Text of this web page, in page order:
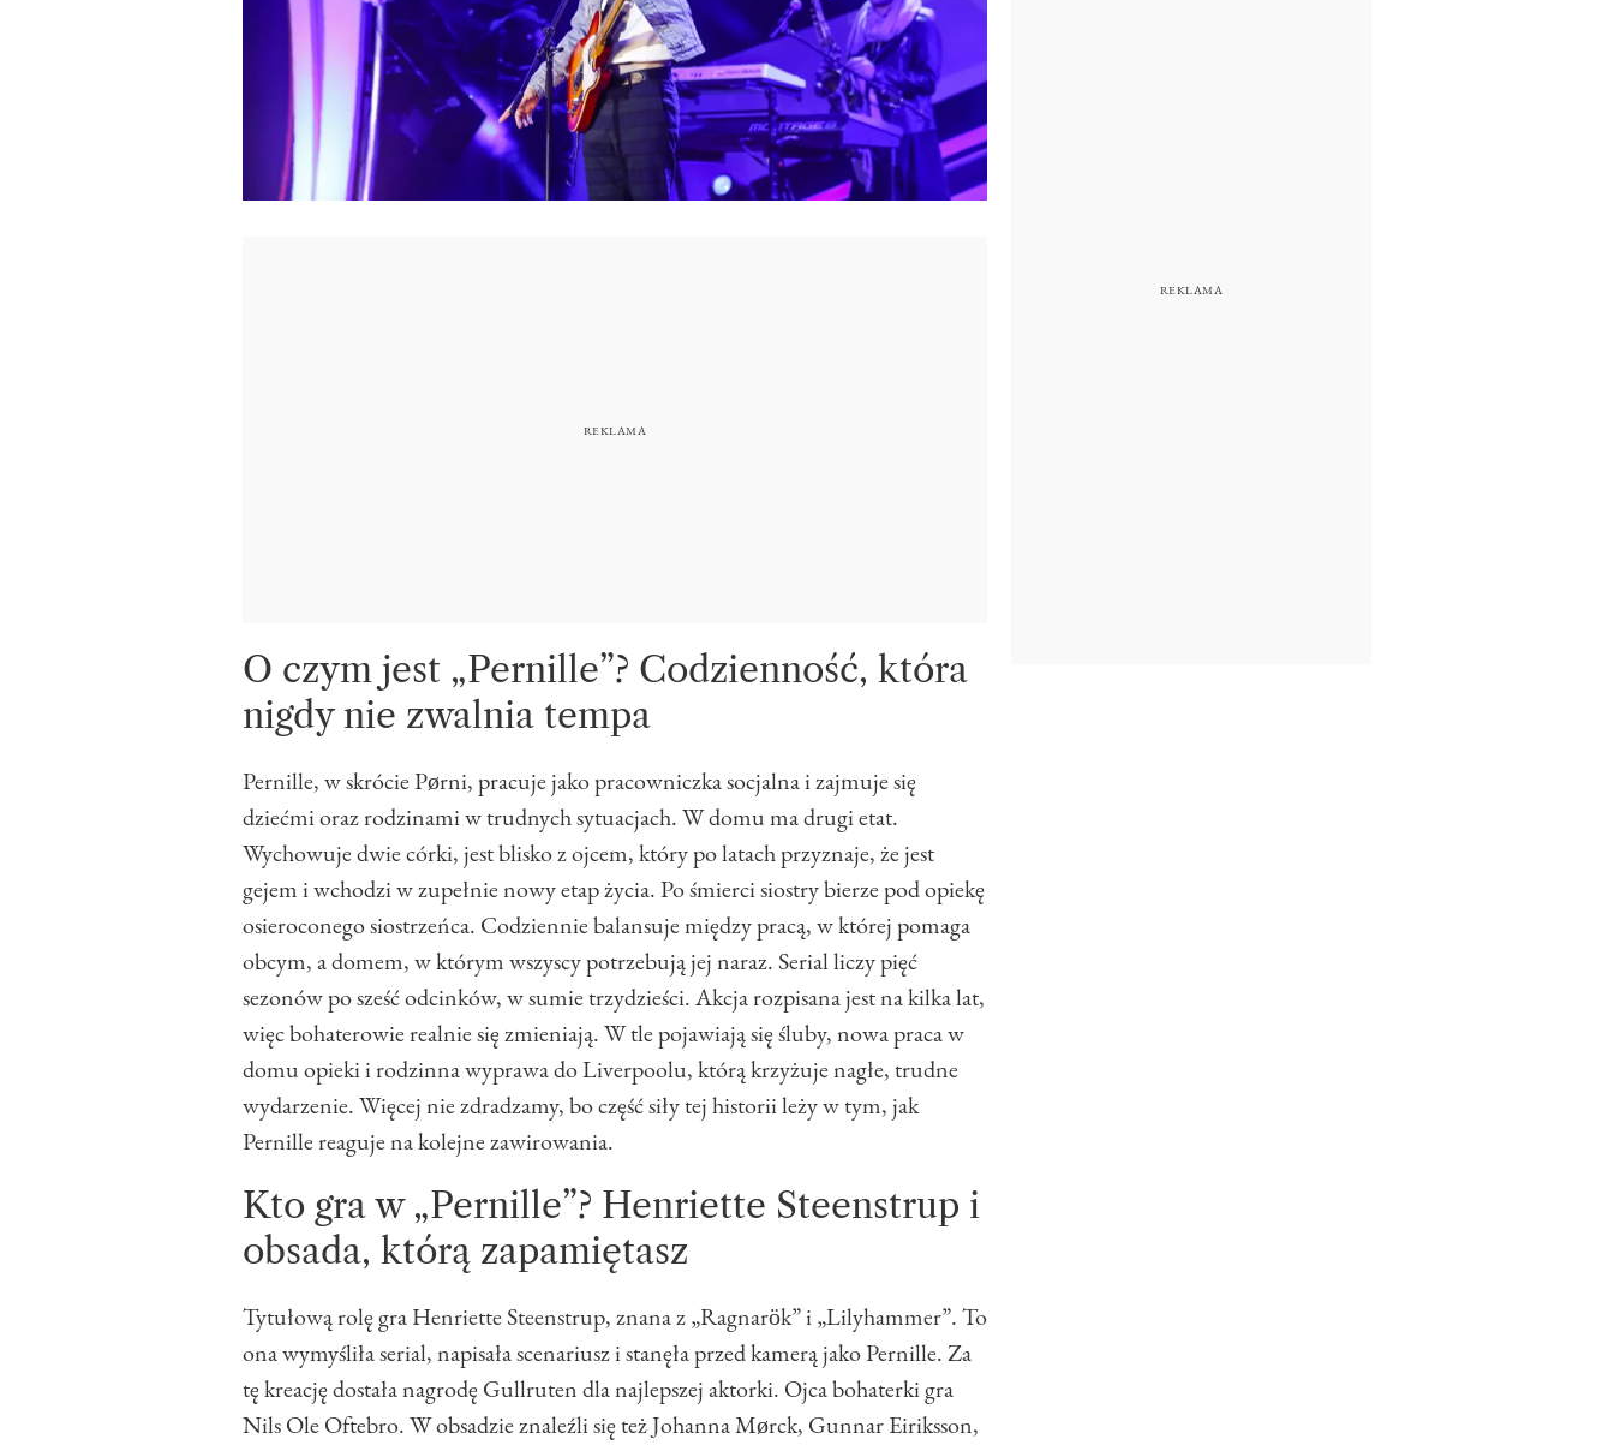
O czym jest „Pernille”? Codzienność, która
nigdy nie zwalnia tempa
Pernille, w skrócie Pørni, pracuje jako pracowniczka socjalna i zajmuje się
dziećmi oraz rodzinami w trudnych sytuacjach. W domu ma drugi etat.
Wychowuje dwie córki, jest blisko z ojcem, który po latach przyznaje, że jest
gejem i wchodzi w zupełnie nowy etap życia. Po śmierci siostry bierze pod opiekę
osieroconego siostrzeńca. Codziennie balansuje między pracą, w której pomaga
obcym, a domem, w którym wszyscy potrzebują jej naraz. Serial liczy pięć
sezonów po sześć odcinków, w sumie trzydzieści. Akcja rozpisana jest na kilka lat,
więc bohaterowie realnie się zmieniają. W tle pojawiają się śluby, nowa praca w
domu opieki i rodzinna wyprawa do Liverpoolu, którą krzyżuje nagłe, trudne
wydarzenie. Więcej nie zdradzamy, bo część siły tej historii leży w tym, jak
Pernille reaguje na kolejne zawirowania.
Kto gra w „Pernille”? Henriette Steenstrup i
obsada, którą zapamiętasz
Tytułową rolę gra Henriette Steenstrup, znana z „Ragnarök” i „Lilyhammer”. To
ona wymyśliła serial, napisała scenariusz i stanęła przed kamerą jako Pernille. Za
tę kreację dostała nagrodę Gullruten dla najlepszej aktorki. Ojca bohaterki gra
Nils Ole Oftebro. W obsadzie znaleźli się też Johanna Mørck, Gunnar Eiriksson,